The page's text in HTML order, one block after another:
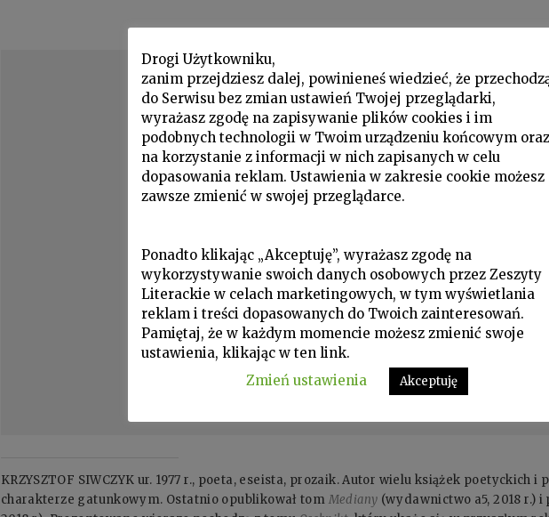
KRZYSZTOF SIWCZYK ur. 1977 r., poeta, eseista, prozaik. Autor wielu książek poetyckich i
charakterze gatunkowym. Ostatnio opublikował tom Mediany (wydawnictwo a5, 2018 r.) i
Drogi Użytkowniku,
zanim przejdziesz dalej, powinieneś wiedzieć, że
do Serwisu bez zmian ustawień Twojej przeglądarki,
wyrażasz zgodę na zapisywanie plików cookies i im
podobnych technologii w Twoim urządzeniu końcowym oraz
na korzystanie z informacji w nich zapisanych w celu
dopasowania reklam. Ustawienia w zakresie cookie możesz
zawsze zmienić w swojej przeglądarce.
Ponadto klikając „Akceptuję”, wyrażasz zgodę na
wykorzystywanie swoich danych osobowych przez Zeszyty
Literackie w celach marketingowych, w tym wyświetlania
reklam i treści dopasowanych do Twoich zainteresowań.
Pamiętaj, że w każdym momencie możesz zmienić swoje
ustawienia, klikając w ten link.
Zmień ustawienia
Akceptuję